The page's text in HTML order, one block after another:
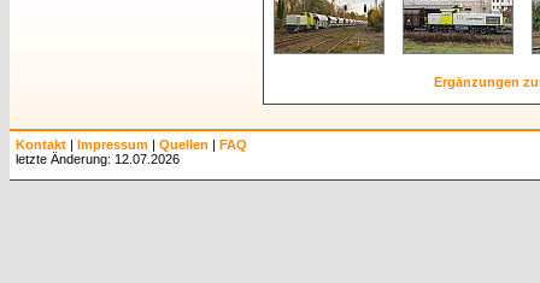
Ergänzungen
Kontakt | Impressum | Quellen | FAQ
letzte Änderung: 12.07.2026